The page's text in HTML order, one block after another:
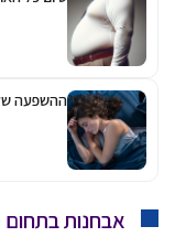
ההשפעה של
אבחנות